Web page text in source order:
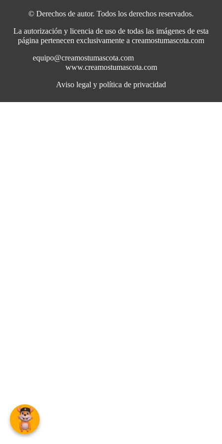
© Derechos de autor. Todos los derechos reservados.
La autorización y licencia de uso de todas las imágenes de esta
página pertenecen exclusivamente a creamostumascota.com
equipo@creamostumascota.com
www.creamostumascota.com
Aviso legal y política de privacidad